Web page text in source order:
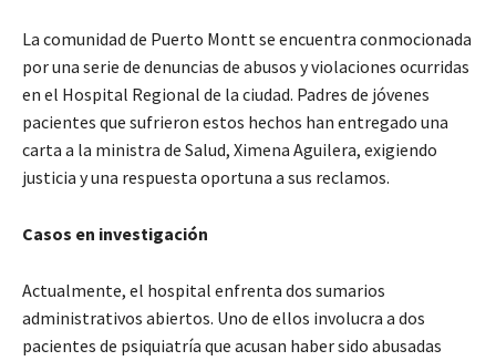
La comunidad de Puerto Montt se encuentra conmocionada
por una serie de denuncias de abusos y violaciones ocurridas
en el Hospital Regional de la ciudad. Padres de jóvenes
pacientes que sufrieron estos hechos han entregado una
carta a la ministra de Salud, Ximena Aguilera, exigiendo
justicia y una respuesta oportuna a sus reclamos.
Casos en investigación
Actualmente, el hospital enfrenta dos sumarios
administrativos abiertos. Uno de ellos involucra a dos
pacientes de psiquiatría que acusan haber sido abusadas